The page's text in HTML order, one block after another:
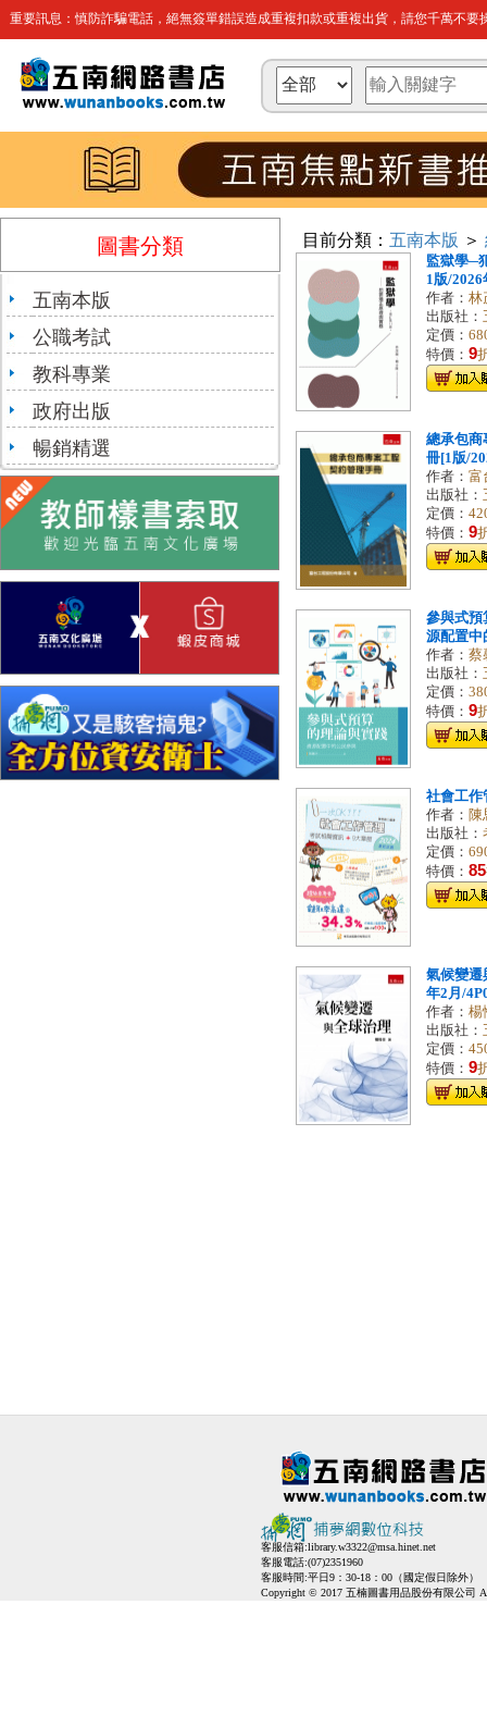
重要訊息：慎防詐騙電話，絕無簽單錯誤造成重複扣款或重複出貨，請您千萬不要
圖書分類
五南本版
公職考試
教科專業
政府出版
暢銷精選
目前分類： 五南本版 ＞
監獄學─
1版/2026
作者： 林
出版社：
定價：
特價： 9
總承包商
冊[1版/
作者： 富
出版社：
定價：
特價： 9
參與式預
源配置中
作者： 蔡
出版社：
定價：
特價： 9
社會工作
作者： 陳
出版社：
定價：
特價： 85
氣候變遷
年2月/
作者： 楊
出版社：
定價：
特價： 9
客服信箱:library.w3322@msa.hinet.net
客服電話:(07)2351960
客服時間:平日9：30-18：00（國定假日除外）
Copyright © 2017 五楠圖書用品股份有限公司